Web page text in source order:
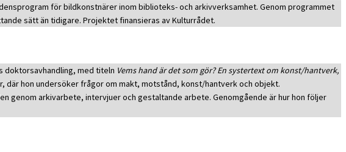
för bildkonstnärer inom biblioteks- och arkivverksamhet. Genom programmet
sätt än tidigare. Projektet finansieras av Kulturrådet.
doktorsavhandling, med titeln Vems hand är det som gör? En systertext om konst/hantverk,
där hon undersöker frågor om makt, motstånd, konst/hantverk och objekt.
genom arkivarbete, intervjuer och gestaltande arbete. Genomgående är hur hon följer